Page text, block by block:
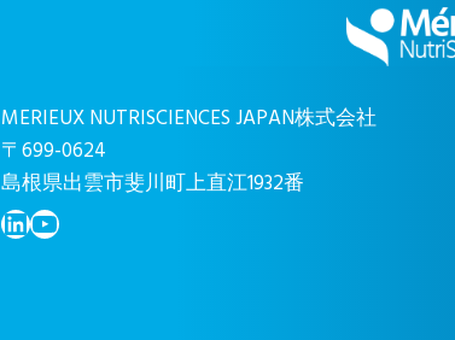
MERIEUX NUTRISCIENCES JAPAN株式会社
〒699-0624
島根県出雲市斐川町上直江1932番
LinkedIn
YouTube